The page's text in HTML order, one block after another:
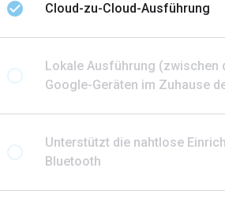
check_circle Cloud-zu-Cloud-Ausführung
Lokale Ausführung (zwischen
Google-Geräten im Zuhause
Unterstützt die nahtlose
Bluetooth